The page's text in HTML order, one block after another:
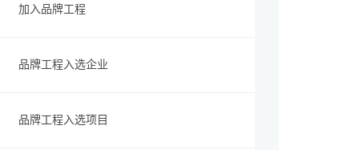
加入品牌工程
品牌工程入选企业
品牌工程入选项目